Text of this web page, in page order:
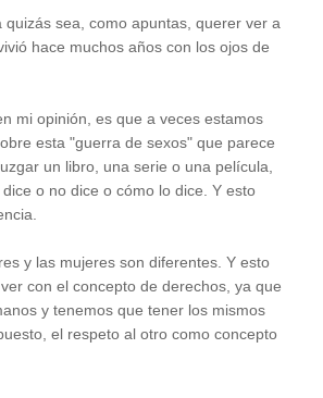
quizás sea, como apuntas, querer ver a
hace muchos años con los ojos de
mi opinión, es que a veces estamos
esta "guerra de sexos" que parece
un libro, una serie o una película,
o no dice o cómo lo dice. Y esto
y las mujeres son diferentes. Y esto
con el concepto de derechos, ya que
y tenemos que tener los mismos
el respeto al otro como concepto